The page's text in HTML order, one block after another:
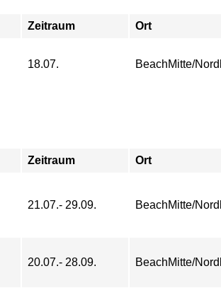
Zeitraum Ort
18.07. BeachMitte/
Zeitraum Ort
21.07.- 29.09. BeachMitte/
20.07.- 28.09. BeachMitte/